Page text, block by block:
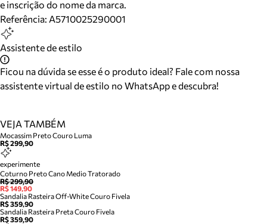
e inscrição do nome da marca.
Referência: A5710025290001
Assistente de estilo
Ficou na dúvida se esse é o produto ideal? Fale com nossa
assistente virtual de estilo no WhatsApp e descubra!
VEJA TAMBÉM
Mocassim Preto Couro Luma
R$ 299,90
experimente
Coturno Preto Cano Medio Tratorado
R$ 299,90
R$ 149,90
Sandalia Rasteira Off-White Couro Fivela
R$ 359,90
Sandalia Rasteira Preta Couro Fivela
R$ 359,90